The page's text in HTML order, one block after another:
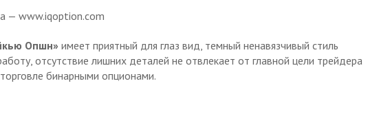
— www.iqoption.com
Опшн» имеет приятный для глаз вид, темный ненавязчивый стиль
отсутствие лишних деталей не отвлекает от главной цели трейдера
бинарными опционами.